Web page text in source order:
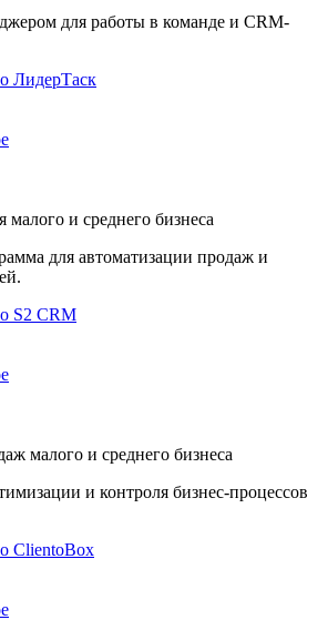
для работы в команде и CRM-
ЛидерТаск
малого и среднего бизнеса
для автоматизации продаж и
S2 CRM
малого и среднего бизнеса
и контроля бизнес-процессов
ClientoBox